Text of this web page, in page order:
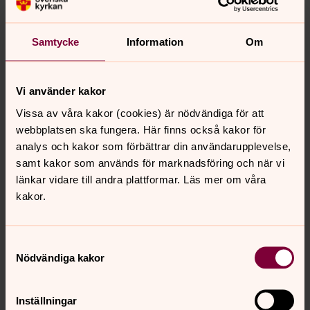
Samtycke Information Om
Vi använder kakor
Vissa av våra kakor (cookies) är nödvändiga för att
webbplatsen ska fungera. Här finns också kakor för
analys och kakor som förbättrar din användarupplevelse,
samt kakor som används för marknadsföring och när vi
länkar vidare till andra plattformar. Läs mer om våra
kakor.
Nödvändiga kakor
Inställningar
Kopior av gravbrev och register över
upphörande. Handlingar angående gravanordningar
gallras efter 10 år, men kan bevaras längre om den har
gravrättsinnehavare om vård av grav eller vanvård samt
mottagningsbevis bevaras.
Uppgifter om gravrättsintressent behandlas tills
intressenten önskar bli raderad eller tills gravrätten
övergår till intressenten.
Gravskötsel
avtal mellan gravrättsinnehavaren/annan intressent och
begravningsverksamheten eller dödsboet och
begravningsverksamheten och utgör därmed inte heller